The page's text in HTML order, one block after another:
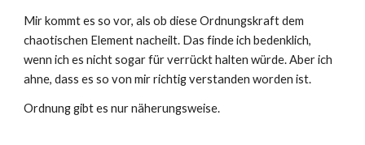
Mir kommt es so vor, als ob diese Ordnungskraft dem
chaotischen Element nacheilt. Das finde ich bedenklich,
wenn ich es nicht sogar für verrückt halten würde. Aber ich
ahne, dass es so von mir richtig verstanden worden ist.
Ordnung gibt es nur näherungsweise.